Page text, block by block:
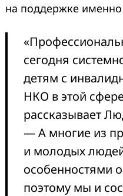
на поддержке
сегодня
детям с
НКО в этой
рассказывает
— А многие из
и молодых
особенностями
поэтому мы и